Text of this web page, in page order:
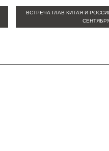
ВСТРЕЧА ГЛАВ КИТАЯ И